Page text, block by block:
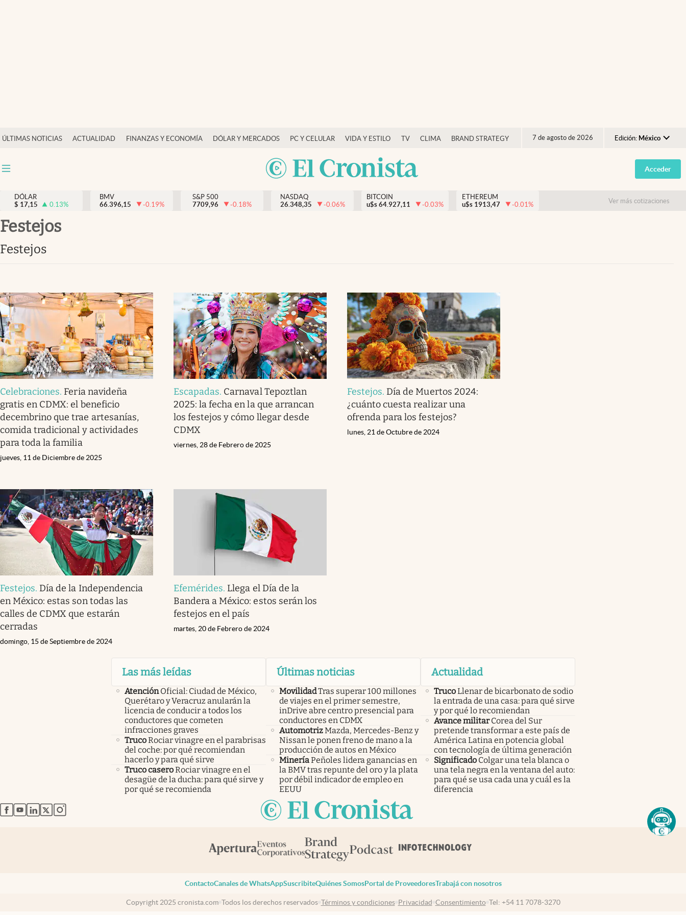
ÚLTIMAS NOTICIAS ACTUALIDAD FINANZAS Y ECONOMÍA DÓLAR Y MERCADOS PC Y CELULAR VIDA Y ESTILO TV CLIMA BRAND STRATEGY 7 de agosto de 2026 Edición: México
Argentina
España
USA
Opinión
Vida y estilo
Clima
Espiritualidad
abre en nueva pestaña
Acceder
DÓLAR
$ 17,15 0.13%
BMV
66.396,15
-0.19%
S&P 500
7709,96
-0.18%
NASDAQ
26.348,35
-0.06%
BITCOIN
u$s 64.927,11 -0.03%
ETHEREUM
u$s 1913,47 -0.01% Ver más cotizaciones
festejos
festejos
Celebraciones. Feria navideña
gratis en CDMX: el beneficio
decembrino que trae artesanías,
comida tradicional y actividades
para toda la familia
jueves, 11 de Diciembre de 2025
Escapadas. Carnaval Tepoztlan
2025: la fecha en la que arrancan
los festejos y cómo llegar desde
CDMX
viernes, 28 de Febrero de 2025
Festejos. Día de Muertos 2024:
¿cuánto cuesta realizar una
ofrenda para los festejos?
lunes, 21 de Octubre de 2024
Festejos. Día de la Independencia
en México: estas son todas las
calles de CDMX que estarán
cerradas
domingo, 15 de Septiembre de 2024
Efemérides. Llega el Día de la
Bandera a México: estos serán los
festejos en el país
martes, 20 de Febrero de 2024
Las más leídas
Atención Oficial: Ciudad de México,
Querétaro y Veracruz anularán la
licencia de conducir a todos los
conductores que cometen
infracciones graves
TrucoRociar vinagre en el parabrisas
del coche: por qué recomiendan
hacerlo y para qué sirve
Truco caseroRociar vinagre en el
desagüe de la ducha: para qué sirve y
por qué se recomienda
Últimas noticias
MovilidadTras superar 100 millones
de viajes en el primer semestre,
inDrive abre centro presencial para
conductores en CDMX
AutomotrizMazda, Mercedes-Benz y
Nissan le ponen freno de mano a la
producción de autos en México
MineríaPeñoles lidera ganancias en
la BMV tras repunte del oro y la plata
por débil indicador de empleo en
EEUU
Actualidad
TrucoLlenar de bicarbonato de sodio
la entrada de una casa: para qué sirve
y por qué lo recomiendan
Avance militar Corea del Sur
pretende transformar a este país de
América Latina en potencia global
con tecnología de última generación
Significado Colgar una tela blanca o
una tela negra en la ventana del auto:
para qué se usa cada una y cuál es la
diferencia
abre en nueva pestaña
abre en nueva pestaña
abre en nueva pestaña
abre en nueva pestaña
abre en nueva pestaña
ContactoCanales de WhatsAppSuscribiteQuiénes SomosPortal de ProveedoresTrabajá con nosotros
Copyright 2025 cronista.com Todos los derechos reservados Términos y condiciones Privacidad Consentimiento Tel: +54 11 7078-3270